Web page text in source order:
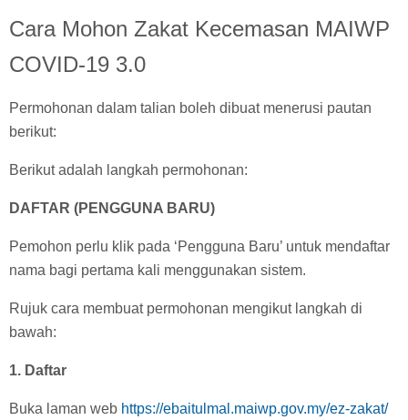
Cara Mohon Zakat Kecemasan MAIWP
COVID-19 3.0
Permohonan dalam talian boleh dibuat menerusi pautan
berikut:
Berikut adalah langkah permohonan:
DAFTAR (PENGGUNA BARU)
Pemohon perlu klik pada ‘Pengguna Baru’ untuk mendaftar
nama bagi pertama kali menggunakan sistem.
Rujuk cara membuat permohonan mengikut langkah di
bawah:
1. Daftar
Buka laman web https://ebaitulmal.maiwp.gov.my/ez-zakat/